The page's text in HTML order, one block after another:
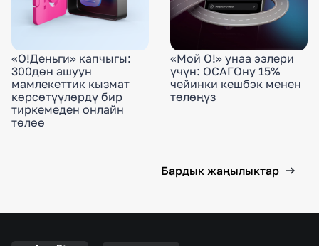
«О!Деньги» капчыгы:
300дөн ашуун
мамлекеттик кызмат
көрсөтүүлөрдү бир
тиркемеден онлайн
төлөө
«Мой О!» унаа ээлери
үчүн: ОСАГОну 15%
чейинки кешбэк менен
төлөңүз
Бардык жаңылыктар